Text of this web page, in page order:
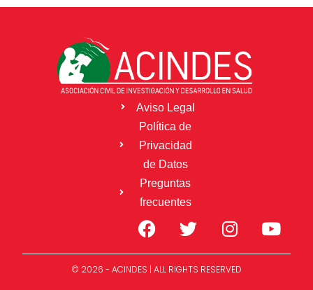
Aviso Legal
Política de
Privacidad
de Datos
Preguntas
frecuentes
© 2026 - ACINDES | ALL RIGHTS RESERVED